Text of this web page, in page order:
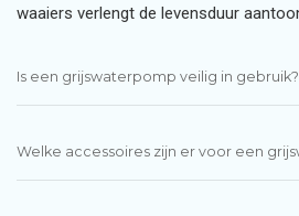
waaiers verlengt de levensduur
Is een grijswaterpomp veilig in gebruik?
Welke accessoires zijn er voor een